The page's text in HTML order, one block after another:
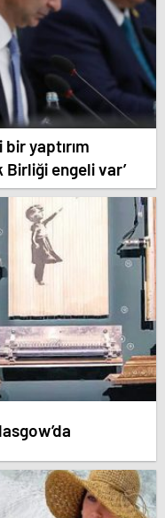
bir yaptırım
Birliği engeli var’